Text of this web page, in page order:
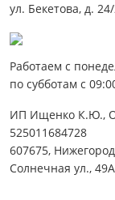
ул. Бекетова, д.
Работаем с
по субботам с
ИП Ищенко К.Ю.,
525011684728
607675,
Солнечная ул., 49А